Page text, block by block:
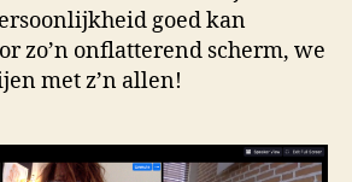
goed kan
zo’n onflatterend scherm, we
met z’n allen!